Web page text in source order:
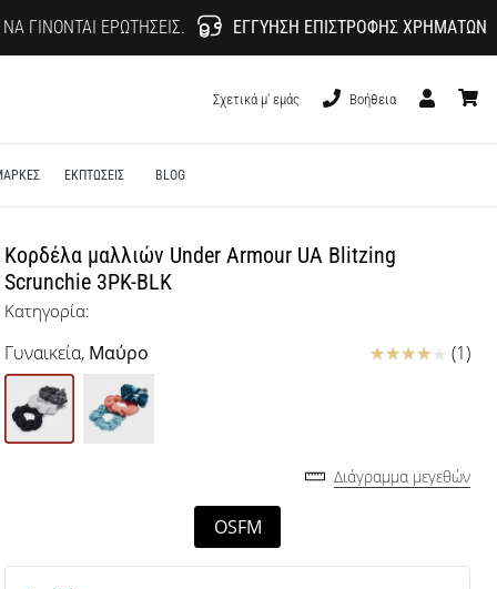
ΓΊΝΟΝΤΑΙ ΕΡΩΤΉΣΕΙΣ. ΕΓΓΎΗΣΗ ΕΠΙΣΤΡΟΦΉΣ ΧΡΗΜΆΤΩΝ
Σχετικά μ' εμάς
Βοήθεια
ΕΚΠΤΩΣΕΙΣ BLOG
Κορδέλα μαλλιών Under Armour UA Blitzing
Scrunchie 3PK-BLK
Κατηγορία:
Γυναικεία, Μαύρο Κριτικές (1)
Διάγραμμα μεγεθών
OSFM